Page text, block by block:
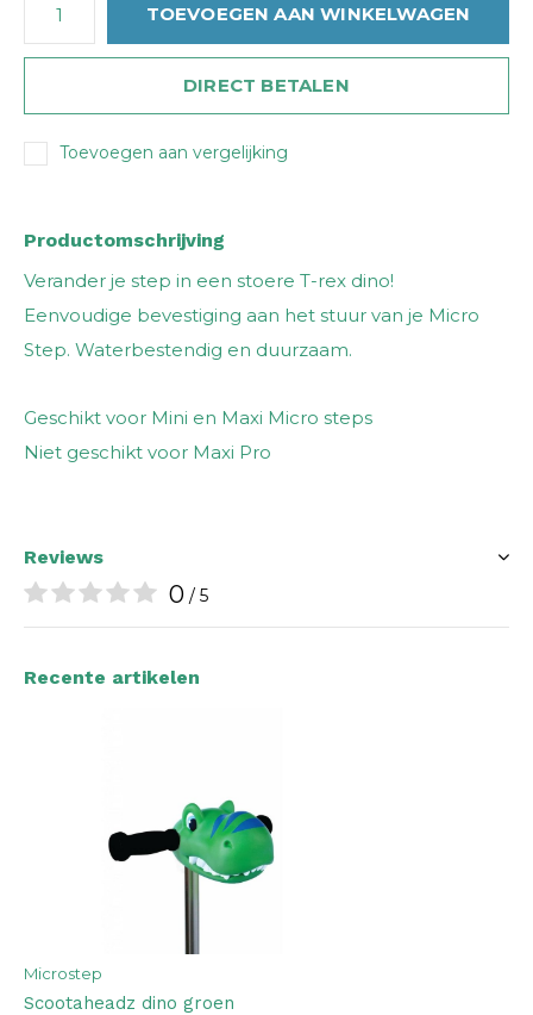
TOEVOEGEN AAN WINKELWAGEN
DIRECT BETALEN
Toevoegen aan vergelijking
Productomschrijving
Verander je step in een stoere T-rex dino!
Eenvoudige bevestiging aan het stuur van je Micro
Step. Waterbestendig en duurzaam.
Geschikt voor Mini en Maxi Micro steps
Niet geschikt voor Maxi Pro
Reviews
0 / 5
Recente artikelen
Microstep
Scootaheadz dino groen